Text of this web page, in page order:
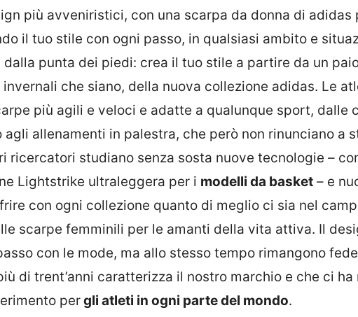
più avveniristici, con una scarpa da donna di adidas
il tuo stile con ogni passo, in qualsiasi ambito e
punta dei piedi: crea il tuo stile a partire da un
che siano, della nuova collezione adidas. Le
più agili e veloci e adatte a qualunque sport, dalle
allenamenti in palestra, che però non rinunciano a
ricercatori studiano senza sosta nuove tecnologie –
Lightstrike ultraleggera per i modelli da basket – e
con ogni collezione quanto di meglio ci sia nel
scarpe femminili per le amanti della vita attiva. Il
con le mode, ma allo stesso tempo rimangono
di trent’anni caratterizza il nostro marchio e che ci ha
pergli atleti in ogni parte del mondo.